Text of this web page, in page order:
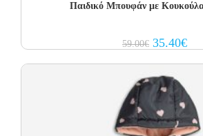
Παιδικό Μπουφάν με
59.00€ Original
price
35.40€